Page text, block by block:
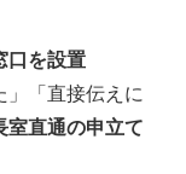
口を設置
「直接伝えに
室直通の申立て